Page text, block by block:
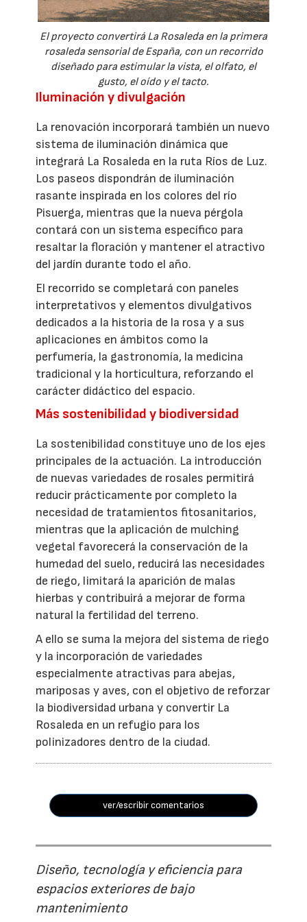
El proyecto convertirá La Rosaleda en la primera
rosaleda sensorial de España, con un recorrido
diseñado para estimular la vista, el olfato, el
gusto, el oído y el tacto.
Iluminación y divulgación
La renovación incorporará también un nuevo
sistema de iluminación dinámica que
integrará La Rosaleda en la ruta Ríos de Luz.
Los paseos dispondrán de iluminación
rasante inspirada en los colores del río
Pisuerga, mientras que la nueva pérgola
contará con un sistema específico para
resaltar la floración y mantener el atractivo
del jardín durante todo el año.
El recorrido se completará con paneles
interpretativos y elementos divulgativos
dedicados a la historia de la rosa y a sus
aplicaciones en ámbitos como la
perfumería, la gastronomía, la medicina
tradicional y la horticultura, reforzando el
carácter didáctico del espacio.
Más sostenibilidad y biodiversidad
La sostenibilidad constituye uno de los ejes
principales de la actuación. La introducción
de nuevas variedades de rosales permitirá
reducir prácticamente por completo la
necesidad de tratamientos fitosanitarios,
mientras que la aplicación de mulching
vegetal favorecerá la conservación de la
humedad del suelo, reducirá las necesidades
de riego, limitará la aparición de malas
hierbas y contribuirá a mejorar de forma
natural la fertilidad del terreno.
A ello se suma la mejora del sistema de riego
y la incorporación de variedades
especialmente atractivas para abejas,
mariposas y aves, con el objetivo de reforzar
la biodiversidad urbana y convertir La
Rosaleda en un refugio para los
polinizadores dentro de la ciudad.
ver/escribir comentarios
Diseño, tecnología y eficiencia para
espacios exteriores de bajo
mantenimiento